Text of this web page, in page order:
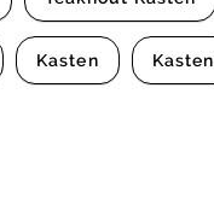
Kasten Kasten